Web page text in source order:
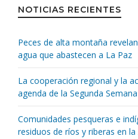
NOTICIAS RECIENTES
Peces de alta montaña
agua que abastecen a La Paz
La cooperación regional y la
agenda de la Segunda
Comunidades pesqueras e
residuos de ríos y riberas en